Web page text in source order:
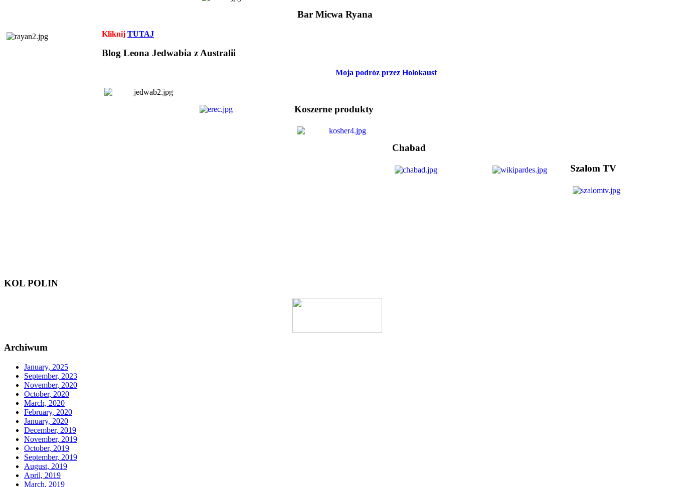
Bar Micwa Ryana
Kliknij TUTAJ
Blog Leona Jedwabia z Australii
Moja podróz przez Holokaust
Koszerne produkty
Chabad
Szalom TV
KOL POLIN
Archiwum
January, 2025
September, 2023
November, 2020
October, 2020
March, 2020
February, 2020
January, 2020
December, 2019
November, 2019
October, 2019
September, 2019
August, 2019
April, 2019
March, 2019